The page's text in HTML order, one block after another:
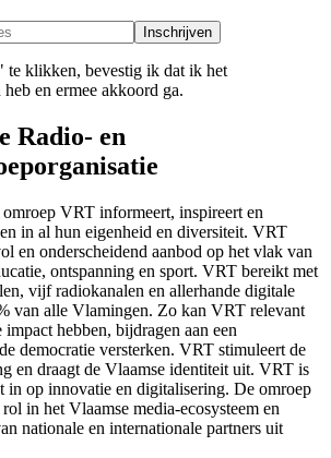
Inschrijven
te klikken, bevestig ik dat ik het
heb en ermee akkoord ga.
Radio- en
VRT informeert, inspireert en
in al hun eigenheid en diversiteit. VRT
en onderscheidend aanbod op het vlak van
ontspanning en sport. VRT bereikt met
vijf radiokanalen en allerhande digitale
van alle Vlamingen. Zo kan VRT relevant
hebben, bijdragen aan een
democratie versterken. VRT stimuleert de
en draagt de Vlaamse identiteit uit. VRT is
in op innovatie en digitalisering. De omroep
in het Vlaamse media-ecosysteem en
nationale en internationale partners uit